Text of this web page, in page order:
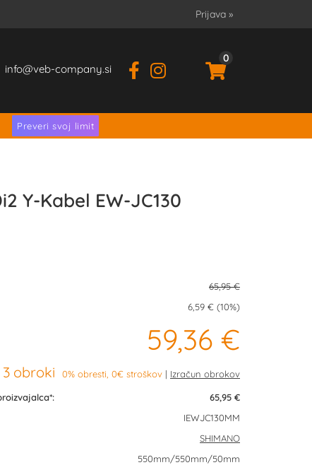
Prijava »
info veb-company.si
0
Preveri svoj limit
Y-Kabel EW-JC130
65,95 €
6,59 € (10%)
59,36 €
3 obroki 0% obresti, 0€ stroškov
65,95 €
IEWJC130MM
SHIMANO
550mm/550mm/50mm